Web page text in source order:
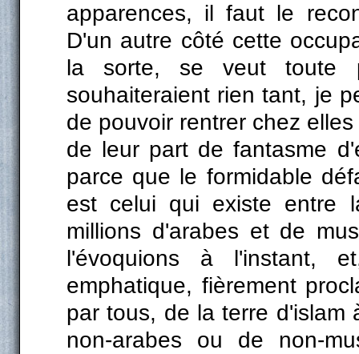
apparences, il faut le
D'un autre côté cette
la sorte, se veut toute
souhaiteraient rien tant, je
de pouvoir rentrer chez
de leur part de fantasme
parce que le formidable
est celui qui existe entre
millions d'arabes et de
l'évoquions à l'instant,
emphatique, fièrement
par tous, de la terre d'islam
non-arabes ou de non-